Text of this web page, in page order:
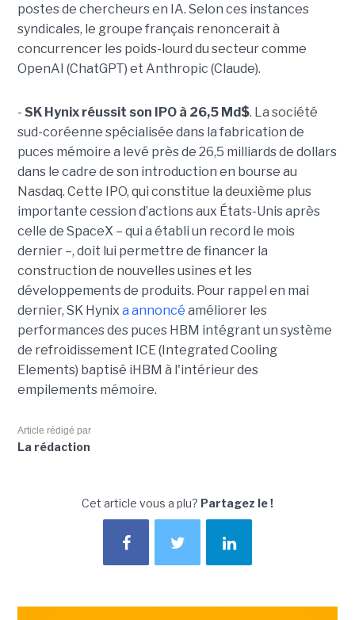
postes de chercheurs en IA. Selon ces instances
syndicales, le groupe français renoncerait à
concurrencer les poids-lourd du secteur comme
OpenAI (ChatGPT) et Anthropic (Claude).
- SK Hynix réussit son IPO à 26,5 Md$. La société
sud-coréenne spécialisée dans la fabrication de
puces mémoire a levé près de 26,5 milliards de dollars
dans le cadre de son introduction en bourse au
Nasdaq. Cette IPO, qui constitue la deuxième plus
importante cession d’actions aux États-Unis après
celle de SpaceX – qui a établi un record le mois
dernier –, doit lui permettre de financer la
construction de nouvelles usines et les
développements de produits. Pour rappel en mai
dernier, SK Hynix a annoncé améliorer les
performances des puces HBM intégrant un système
de refroidissement ICE (Integrated Cooling
Elements) baptisé iHBM à l'intérieur des
empilements mémoire.
Article rédigé par
La rédaction
Cet article vous a plu? Partagez le !